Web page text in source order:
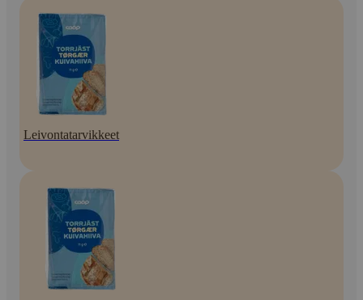
Leivontatarvikkeet